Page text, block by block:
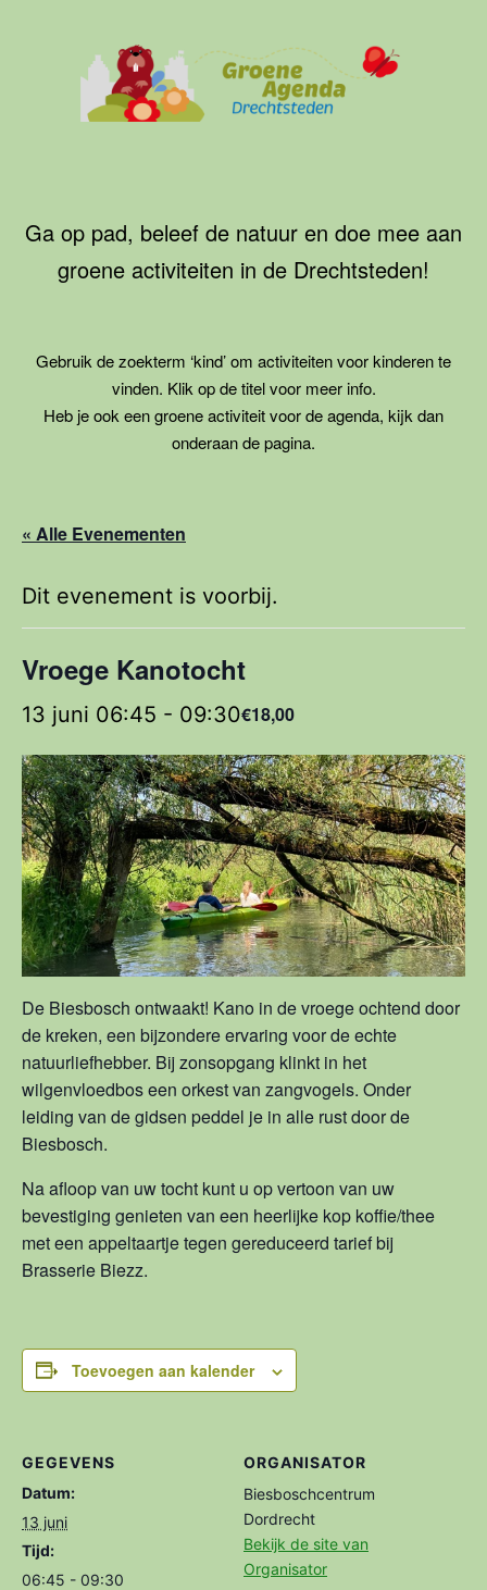
Drechtsteden
Ga op pad, beleef de natuur en doe mee aan
groene activiteiten in de Drechtsteden!
Gebruik de zoekterm ‘kind’ om activiteiten voor kinderen te
vinden. Klik op de titel voor meer info.
Heb je ook een groene activiteit voor de agenda, kijk dan
onderaan de pagina.
« Alle Evenementen
Dit evenement is voorbij.
Vroege Kanotocht
13 juni 06:45 - 09:30€18,00
De Biesbosch ontwaakt! Kano in de vroege ochtend door
de kreken, een bijzondere ervaring voor de echte
natuurliefhebber. Bij zonsopgang klinkt in het
wilgenvloedbos een orkest van zangvogels. Onder
leiding van de gidsen peddel je in alle rust door de
Biesbosch.
Na afloop van uw tocht kunt u op vertoon van uw
bevestiging genieten van een heerlijke kop koffie/thee
met een appeltaartje tegen gereduceerd tarief bij
Brasserie Biezz.
Toevoegen aan kalender
GEGEVENS
Datum:
13 juni
Tijd:
06:45 - 09:30
ORGANISATOR
Biesboschcentrum
Dordrecht
Bekijk de site van
Organisator